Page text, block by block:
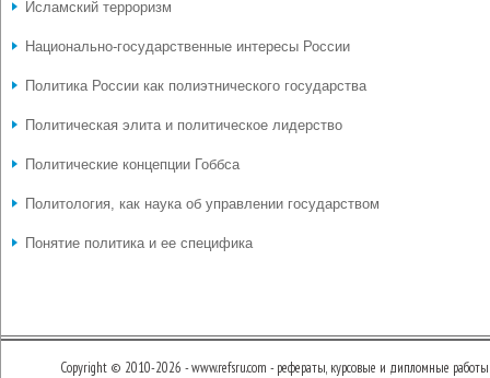
Исламский терроризм
Национально-государственные интересы России
Политика России как полиэтнического государства
Политическая элита и политическое лидерство
Политические концепции Гоббса
Политология, как наука об управлении государством
Понятие политика и ее специфика
Copyright © 2010-2026 - www.refsru.com - рефераты, курсовые и дипломные работы